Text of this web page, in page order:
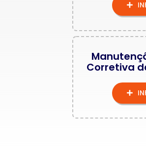
Corretiva